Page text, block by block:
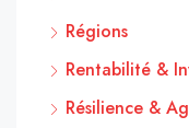
Régions
Rentabilité &
Résilience &